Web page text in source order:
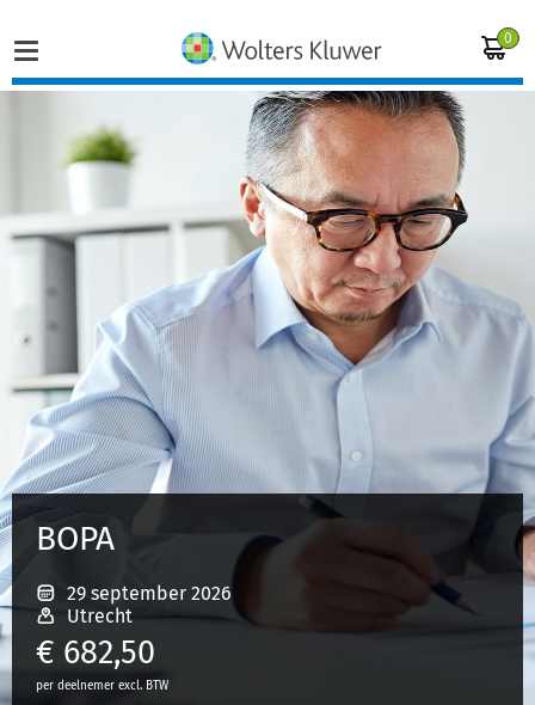
0
Vakgebieden
Opleidingen
Juridisch advies
Inloggen op de kennisbank
Inloggen
BOPA
29 september 2026
Utrecht
€ 682,50
per deelnemer excl. BTW